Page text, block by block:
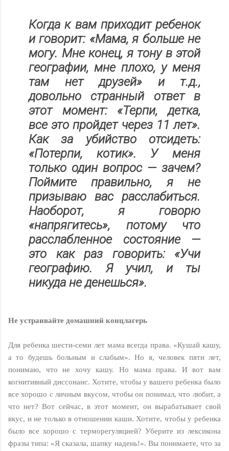
Когда к вам приходит ребенок
и говорит: «Мама, я больше не
могу. Мне конец, я тону в этой
географии, мне плохо, у меня
там нет друзей» и т.д.,
довольно странный ответ в
этот момент: «Терпи, детка,
все это пройдет через 11 лет».
Как за убийство отсидеть:
«Потерпи, котик». У меня
только один вопрос — зачем?
Поймите правильно, я не
призываю вас расслабиться.
Наоборот, я говорю
«напрягитесь», потому что
расслабленное состояние —
это как раз говорить: «Учи
географию. Я учил, и ты
никуда не денешься».
Не устраивайте домашний концлагерь
Для ребенка шести-семи лет мама всегда права. «Кушай кашу,
а то будешь больным и слабым». Но я, человек пяти лет,
понимаю, что не хочу кашу. Но мама права. И вот вам
когнитивный диссонанс. Хотите, чтобы у вашего ребенка было
все хорошо с личным вкусом, чтобы он понимал, что любит, а
что нет? Вот сейчас, в этот момент, он вырабатывает свой
вкус, и не только в отношении каши. Хотите, чтобы у ребенка
было все хорошо с терморегуляцией? Уберите из лексикона
фразы типа: «Я сказала, шапку надень!». Вы понимаете, что за